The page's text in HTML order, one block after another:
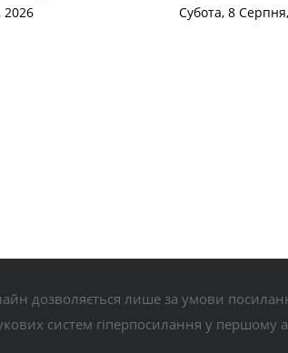
2026 Субота, 8
дозволяється лише за умови
систем гіперпосилання у першому